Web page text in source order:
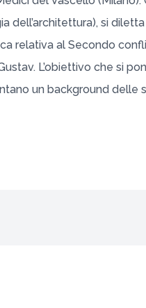
si diletta
relativa al Secondo
L’obiettivo che si
un background delle